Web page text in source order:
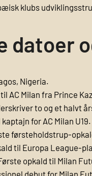
klubs
datoer
Nigeria.
AC Milan fra Prince
to og et halvt
for AC Milan U19.
førsteholdstrup-
til Europa League-
opkald til Milan